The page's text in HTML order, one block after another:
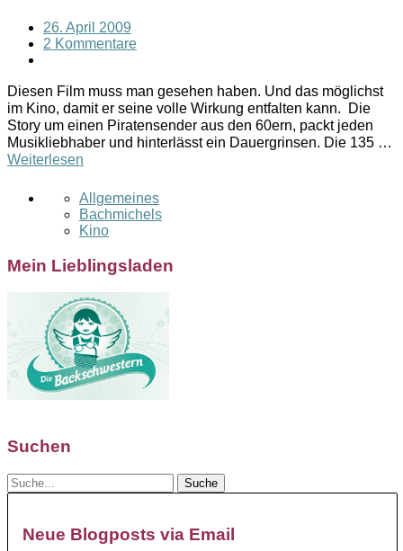
26. April 2009
2 Kommentare
Diesen Film muss man gesehen haben. Und das möglichst
im Kino, damit er seine volle Wirkung entfalten kann. Die
Story um einen Piratensender aus den 60ern, packt jeden
Musikliebhaber und hinterlässt ein Dauergrinsen. Die 135 …
Weiterlesen
Allgemeines
Bachmichels
Kino
Mein Lieblingsladen
Suchen
Neue Blogposts via Email